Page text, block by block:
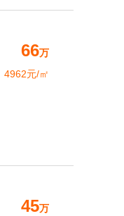
66万
4962元/㎡
45万